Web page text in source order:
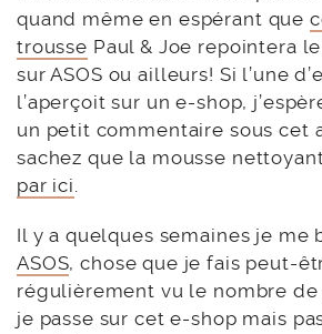
quand même en espérant que
trousse Paul & Joe repointera
sur ASOS ou ailleurs! Si l’une
l’aperçoit sur un e-shop,
un petit commentaire sous cet
sachez que la mousse
par ici.
Il y a quelques semaines je me
ASOS, chose que je fais peut-
régulièrement vu le nombre
je passe sur cet e-shop mais